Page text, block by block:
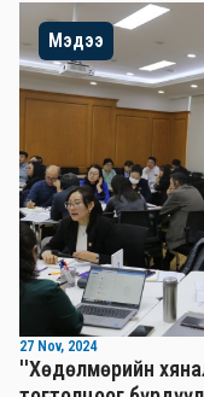
Мэдээ
27 Nov, 2024
''Хөдөлмөрийн